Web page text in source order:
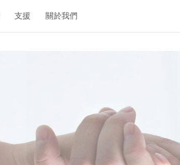
支援 關於我們